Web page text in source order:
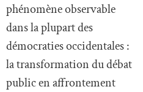
phénomène observable
dans la plupart des
démocraties occidentales :
la transformation du débat
public en affrontement